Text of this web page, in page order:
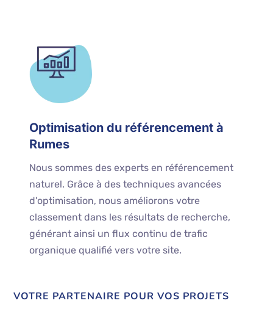
Optimisation du référencement à
Rumes
Nous sommes des experts en référencement
naturel. Grâce à des techniques avancées
d'optimisation, nous améliorons votre
classement dans les résultats de recherche,
générant ainsi un flux continu de trafic
organique qualifié vers votre site.
VOTRE PARTENAIRE POUR VOS PROJETS